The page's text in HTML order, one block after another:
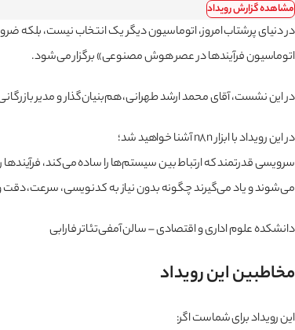
مشاهده گزارش رویداد
در دنیای پرشتاب امروز، اتوماسیون دیگر یک انتخاب نیست، بلکه
اتوماسیون فرآیندها در عصر هوش مصنوعی» برگزار می‌شود.
در این نشست، آقای محمد ارشد طهرانی، هم‌بنیان‌گذار و مدیر
در این رویداد با ابزار n8n آشنا خواهید شد؛
سرویسی قدرتمند که ارتباط بین سیستم‌ها را ساده می‌کند،
می‌شوند و یاد می‌گیرند چگونه بدون نیاز به کدنویسی، سرعت،
دانشکده علوم اداری و اقتصادی – سالن آمفی‌تئاتر فارابی
مخاطبین این رویداد
این رویداد برای شماست اگر: